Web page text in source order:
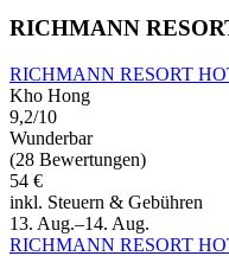
RICHMANN
RICHMANN RESORT
Kho Hong
9,2/10
Wunderbar
(28 Bewertungen)
54 €
inkl. Steuern & Gebühren
13. Aug.–14. Aug.
RICHMANN RESORT